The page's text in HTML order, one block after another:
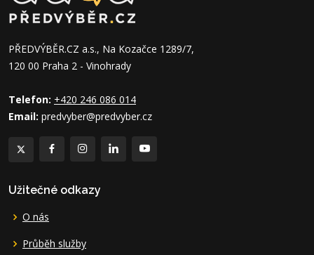
PŘEDVÝBĚR.CZ a.s., Na Kozačce 1289/7,
120 00 Praha 2 - Vinohrady
Telefon: +420 246 086 014
Email: predvyber@predvyber.cz
Užitečné odkazy
O nás
Průběh služby